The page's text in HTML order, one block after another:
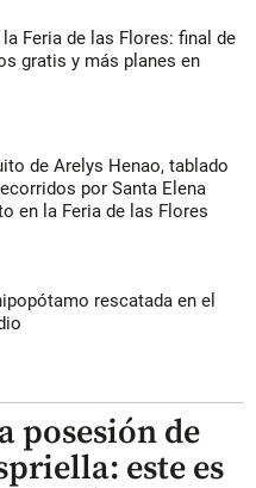
Feria de las Flores: final de
gratis y más planes en
de Arelys Henao, tablado
por Santa Elena
en la Feria de las Flores
rescatada en el
posesión de
este es